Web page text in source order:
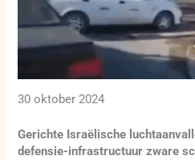
30 oktober 2024
Gerichte Israëlische
defensie-infrastructuur zware